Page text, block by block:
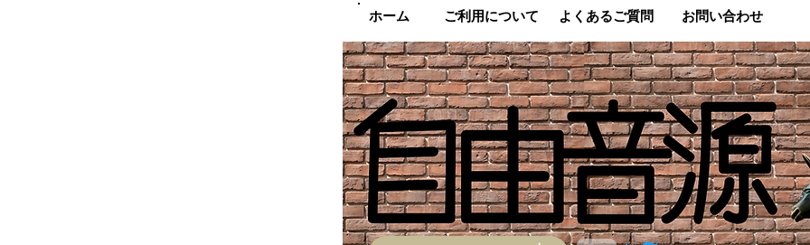
​ホーム ​ご利用について ​よくあるご質問 ​お問い合わせ